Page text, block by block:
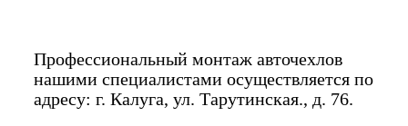
Профессиональный монтаж авточехлов
нашими специалистами осуществляется по
адресу: г. Калуга, ул. Тарутинская., д. 76.